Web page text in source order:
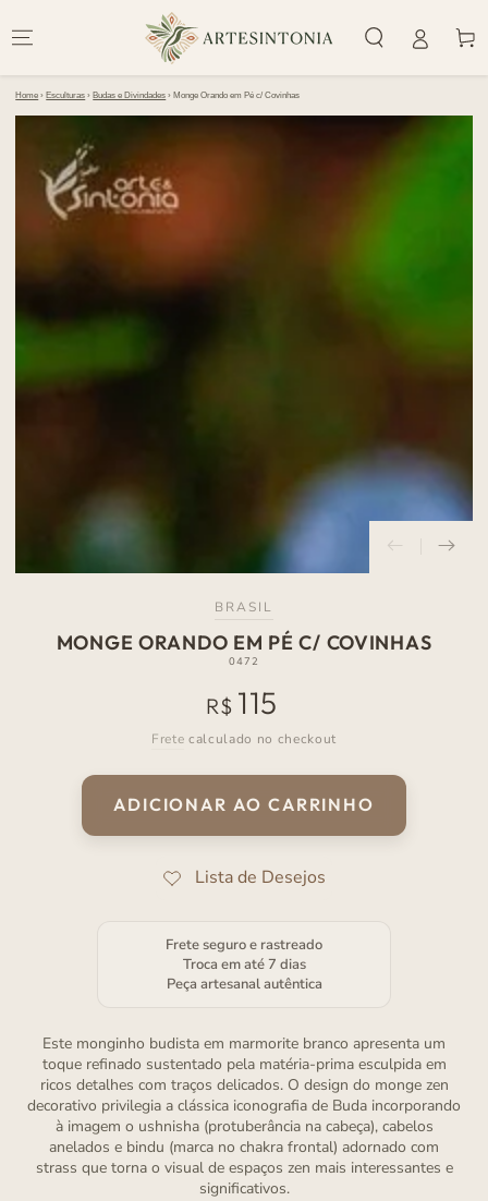
CONTEÚDO
Home › Esculturas › Budas e Divindades › Monge Orando em Pé c/ Covinhas
PULAR PARA
PRODUTO
BRASIL
MONGE ORANDO EM PÉ C/ COVINHAS
0472
Preço
normal
R$ 115
Frete calculado no checkout
ADICIONAR AO CARRINHO
Frete seguro e rastreado
Troca em até 7 dias
Peça artesanal autêntica
Este monginho budista em marmorite branco apresenta um
toque refinado sustentado pela matéria-prima esculpida em
ricos detalhes com traços delicados. O design do monge zen
decorativo privilegia a clássica iconografia de Buda incorporando
à imagem o ushnisha (protuberância na cabeça), cabelos
anelados e bindu (marca no chakra frontal) adornado com
strass que torna o visual de espaços zen mais interessantes e
significativos.